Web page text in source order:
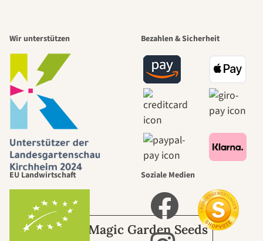
schönsten
Wege zu uns
selbst führt
durch den
Garten
Über Magic Garden Seeds
Wir unterstützen Bezahlen & Sicherheit
EU Landwirtschaft Soziale Medien